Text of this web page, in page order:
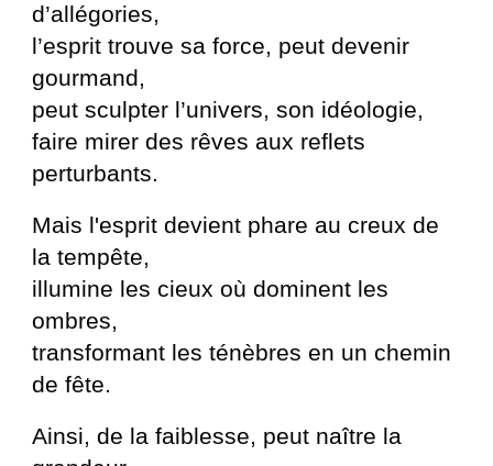
d’allégories,
l’esprit trouve sa force, peut devenir
gourmand,
peut sculpter l’univers, son idéologie,
faire mirer des rêves aux reflets
perturbants.
Mais l'esprit devient phare au creux de
la tempête,
illumine les cieux où dominent les
ombres,
transformant les ténèbres en un chemin
de fête.
Ainsi, de la faiblesse, peut naître la